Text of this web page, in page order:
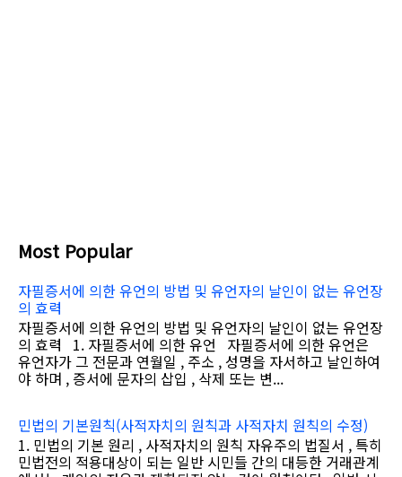
Most Popular
자필증서에 의한 유언의 방법 및 유언자의 날인이 없는 유언장
의 효력
자필증서에 의한 유언의 방법 및 유언자의 날인이 없는 유언장
의 효력 1. 자필증서에 의한 유언 자필증서에 의한 유언은
유언자가 그 전문과 연월일 , 주소 , 성명을 자서하고 날인하여
야 하며 , 증서에 문자의 삽입 , 삭제 또는 변...
민법의 기본원칙(사적자치의 원칙과 사적자치 원칙의 수정)
1. 민법의 기본 원리 , 사적자치의 원칙 자유주의 법질서 , 특히
민법전의 적용대상이 되는 일반 시민들 간의 대등한 거래관계